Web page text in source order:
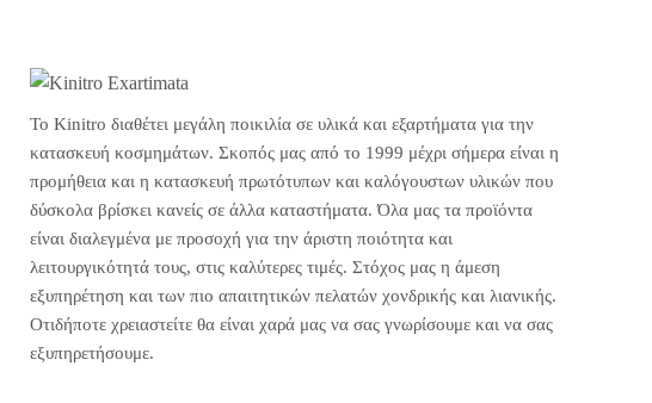
Το Kinitro διαθέτει μεγάλη ποικιλία σε υλικά και εξαρτήματα για την
κατασκευή κοσμημάτων. Σκοπός μας από το 1999 μέχρι σήμερα είναι η
προμήθεια και η κατασκευή πρωτότυπων και καλόγουστων υλικών που
δύσκολα βρίσκει κανείς σε άλλα καταστήματα. Όλα μας τα προϊόντα
είναι διαλεγμένα με προσοχή για την άριστη ποιότητα και
λειτουργικότητά τους, στις καλύτερες τιμές. Στόχος μας η άμεση
εξυπηρέτηση και των πιο απαιτητικών πελατών χονδρικής και λιανικής.
Οτιδήποτε χρειαστείτε θα είναι χαρά μας να σας γνωρίσουμε και να σας
εξυπηρετήσουμε.